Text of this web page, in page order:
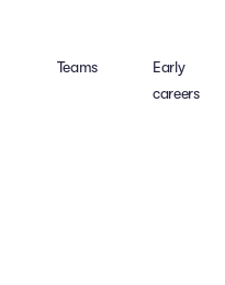
Teams
Early
careers